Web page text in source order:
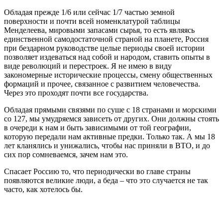
Обладая прежде 1/6 или сейчас 1/7 частью земной
поверхности и почти всей номенклатурой таблицы
Менделеева, мировыми запасами сырья, то есть являясь
единственной самодостаточной страной на планете, Россия
при бездарном руководстве целые периоды своей истории
позволяет издеваться над собой и народом, ставить опыты в
виде революций и перестроек. Я не имею в виду
закономерные исторические процессы, смену общественных
формаций и прочее, связанное с развитием человечества.
Через это проходят почти все государства.
Обладая прямыми связями по суше с 18 странами и морскими
со 127, мы умудряемся зависеть от других. Они должны стоять
в очереди к нам и быть зависимыми от той географии,
которую передали нам активные предки. Только так. А мы 18
лет кланялись и унижались, чтобы нас приняли в ВТО, и до
сих пор сомневаемся, зачем нам это.
Спасает Россию то, что периодически во главе страны
появляются великие люди, а беда – что это случается не так
часто, как хотелось бы.